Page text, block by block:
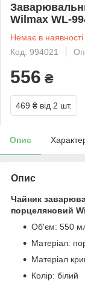
Wilmax WL-
Немає в наявності
Код: 994021
556 ₴
469 ₴ від 2 шт.
Опис
Опис
Чайник
порцеляновий
Об'єм: 550
Матеріал:
Матеріал
Колір: білий